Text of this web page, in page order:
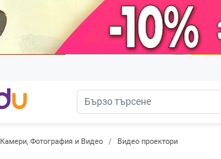
Камери, Фотография и Видео Видео проектори